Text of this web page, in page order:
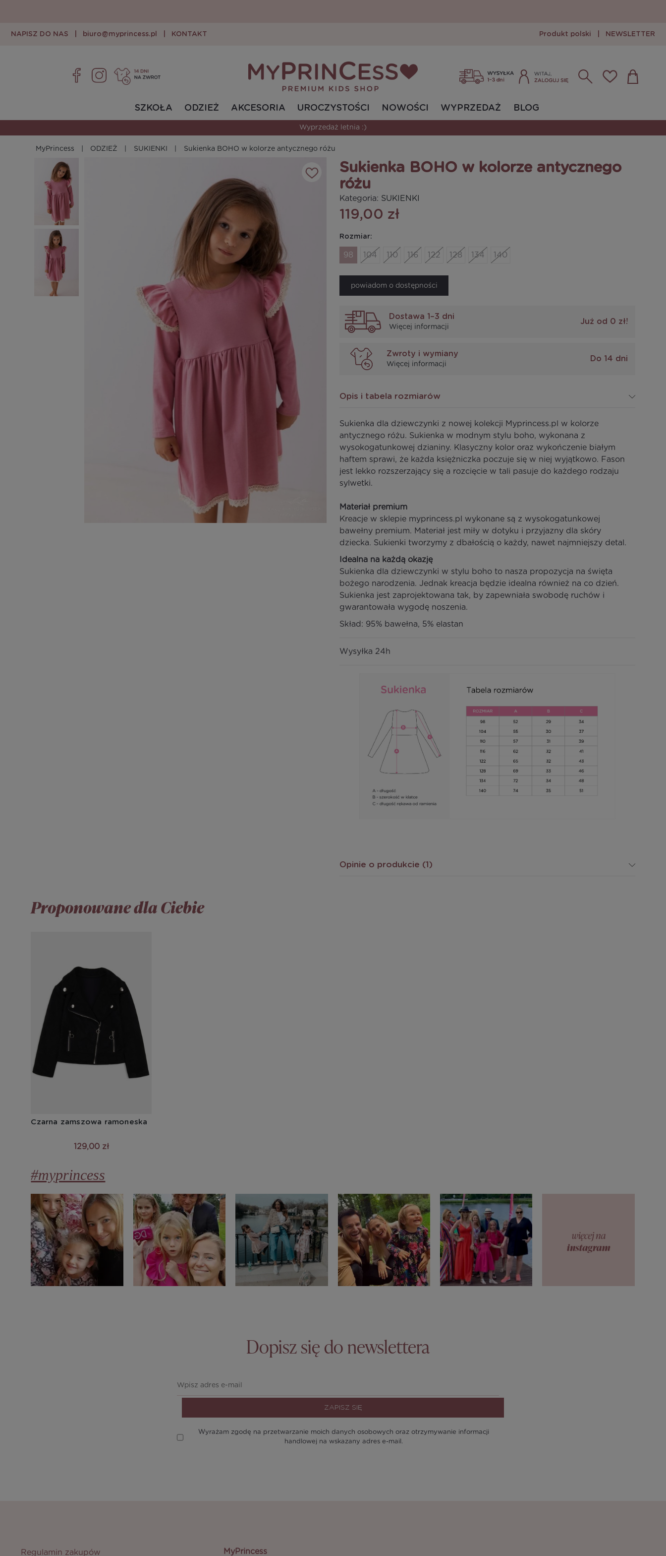
NAPISZ DO NAS biuro@myprincess.pl KONTAKT Produkt polski NEWSLETTER
SZKOŁA ODZIEŻ AKCESORIA UROCZYSTOŚCI NOWOŚCI WYPRZEDAŻ BLOG
Wyprzedaż letnia :)
MyPrincess ODZIEŻ SUKIENKI Sukienka BOHO w kolorze antycznego różu
Sukienka BOHO w kolorze antycznego
różu
Kategoria: SUKIENKI
119,00 zł
Rozmiar:
98 104 110 116 122 128 134 140
powiadom o dostępności
Dostawa 1–3 dni
Więcej informacji
Już od 0 zł!
Zwroty i wymiany
Więcej informacji
Do 14 dni
Opis i tabela rozmiarów
Sukienka dla dziewczynki z nowej kolekcji Myprincess.pl w kolorze
antycznego różu. Sukienka w modnym stylu boho, wykonana z
wysokogatunkowej dzianiny. Klasyczny kolor oraz wykończenie białym
haftem sprawi, że każda księżniczka poczuje się w niej wyjątkowo. Fason
jest lekko rozszerzający się a rozcięcie w tali pasuje do każdego rodzaju
sylwetki.
Materiał premium
Kreacje w sklepie myprincess.pl wykonane są z wysokogatunkowej
bawełny premium. Materiał jest miły w dotyku i przyjazny dla skóry
dziecka. Sukienki tworzymy z dbałością o każdy, nawet najmniejszy detal.
Idealna na każdą okazję
Sukienka dla dziewczynki w stylu boho to nasza propozycja na święta
bożego narodzenia. Jednak kreacja będzie idealna również na co dzień.
Sukienka jest zaprojektowana tak, by zapewniała swobodę ruchów i
gwarantowała wygodę noszenia.
Skład: 95% bawełna, 5% elastan
Wysyłka 24h
Opinie o produkcie (1)
Proponowane dla Ciebie
Czarna zamszowa ramoneska
129,00 zł
#myprincess
Dopisz się do newslettera
ZAPISZ SIĘ
Wyrażam zgodę na przetwarzanie moich danych osobowych oraz otrzymywanie informacji
handlowej na wskazany adres e-mail.
Regulamin zakupów MyPrincess